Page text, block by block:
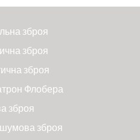
зброя
зброя
зброя
Флобера
зброя
зброя